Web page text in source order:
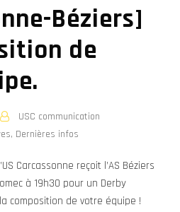
Béziers]
de
USC communication
, Dernières infos
Carcassonne reçoit l’AS Béziers
à 19h30 pour un Derby
composition de votre équipe !